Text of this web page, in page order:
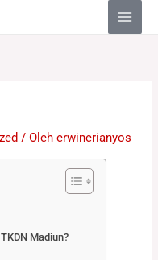
/ Oleherwinerianyos
Madiun?